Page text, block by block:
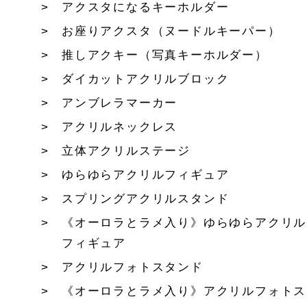
アクスタになるキーホルダー
お座りアクスタ（ヌードルキーパー）
推しアクキー（写真キーホルダー）
ダイカットアクリルブロック
アンブレラマーカー
アクリルネックレス
立体アクリルステージ
ゆらゆらアクリルフィギュア
スプリングアクリルスタンド
《オーロラとラメ入り》ゆらゆらアクリル
フィギュア
アクリルフォトスタンド
《オーロラとラメ入り》アクリルフォトス